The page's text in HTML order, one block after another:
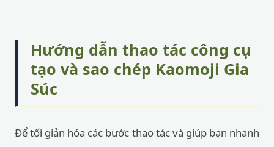
Hướng dẫn thao tác công cụ
tạo và sao chép Kaomoji Gia
Súc
Để tối giản hóa các bước thao tác và giúp bạn nhanh